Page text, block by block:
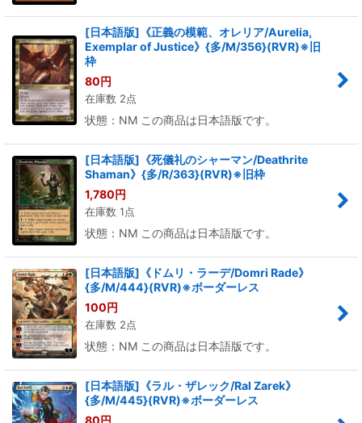
[日本語版]《正義の模範、オレリア/Aurelia,
Exemplar of Justice》{多/M/356}(RVR)※旧
枠
80円
在庫数 2点
状態：NM この商品は日本語版です。
[日本語版]《死儀礼のシャーマン/Deathrite
Shaman》{多/R/363}(RVR)※旧枠
1,780円
在庫数 1点
状態：NM この商品は日本語版です。
[日本語版]《ドムリ・ラーデ/Domri Rade》
{多/M/444}(RVR)※ボーダーレス
100円
在庫数 2点
状態：NM この商品は日本語版です。
[日本語版]《ラル・ザレック/Ral Zarek》
{多/M/445}(RVR)※ボーダーレス
80円